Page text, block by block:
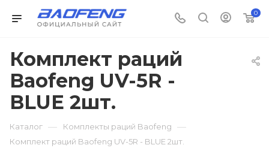
0
Комплект раций
Baofeng UV-5R -
BLUE 2шт.
Каталог — Комплекты раций Baofeng —
Комплект раций Baofeng UV-5R - BLUE 2шт.